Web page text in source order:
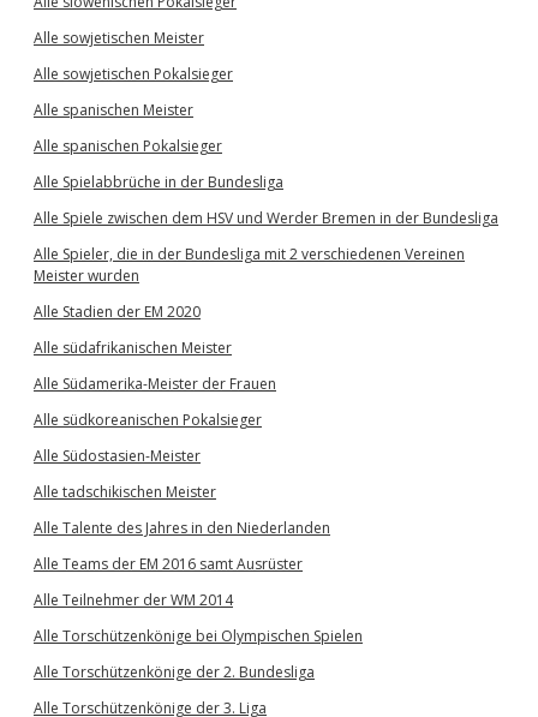
Alle sowjetischen Meister
Alle sowjetischen Pokalsieger
Alle spanischen Meister
Alle spanischen Pokalsieger
Alle Spielabbrüche in der Bundesliga
Alle Spiele zwischen dem HSV und Werder Bremen in der Bundesliga
Alle Spieler, die in der Bundesliga mit 2 verschiedenen Vereinen
Meister wurden
Alle Stadien der EM 2020
Alle südafrikanischen Meister
Alle Südamerika-Meister der Frauen
Alle südkoreanischen Pokalsieger
Alle Südostasien-Meister
Alle tadschikischen Meister
Alle Talente des Jahres in den Niederlanden
Alle Teams der EM 2016 samt Ausrüster
Alle Teilnehmer der WM 2014
Alle Torschützenkönige bei Olympischen Spielen
Alle Torschützenkönige der 2. Bundesliga
Alle Torschützenkönige der 3. Liga